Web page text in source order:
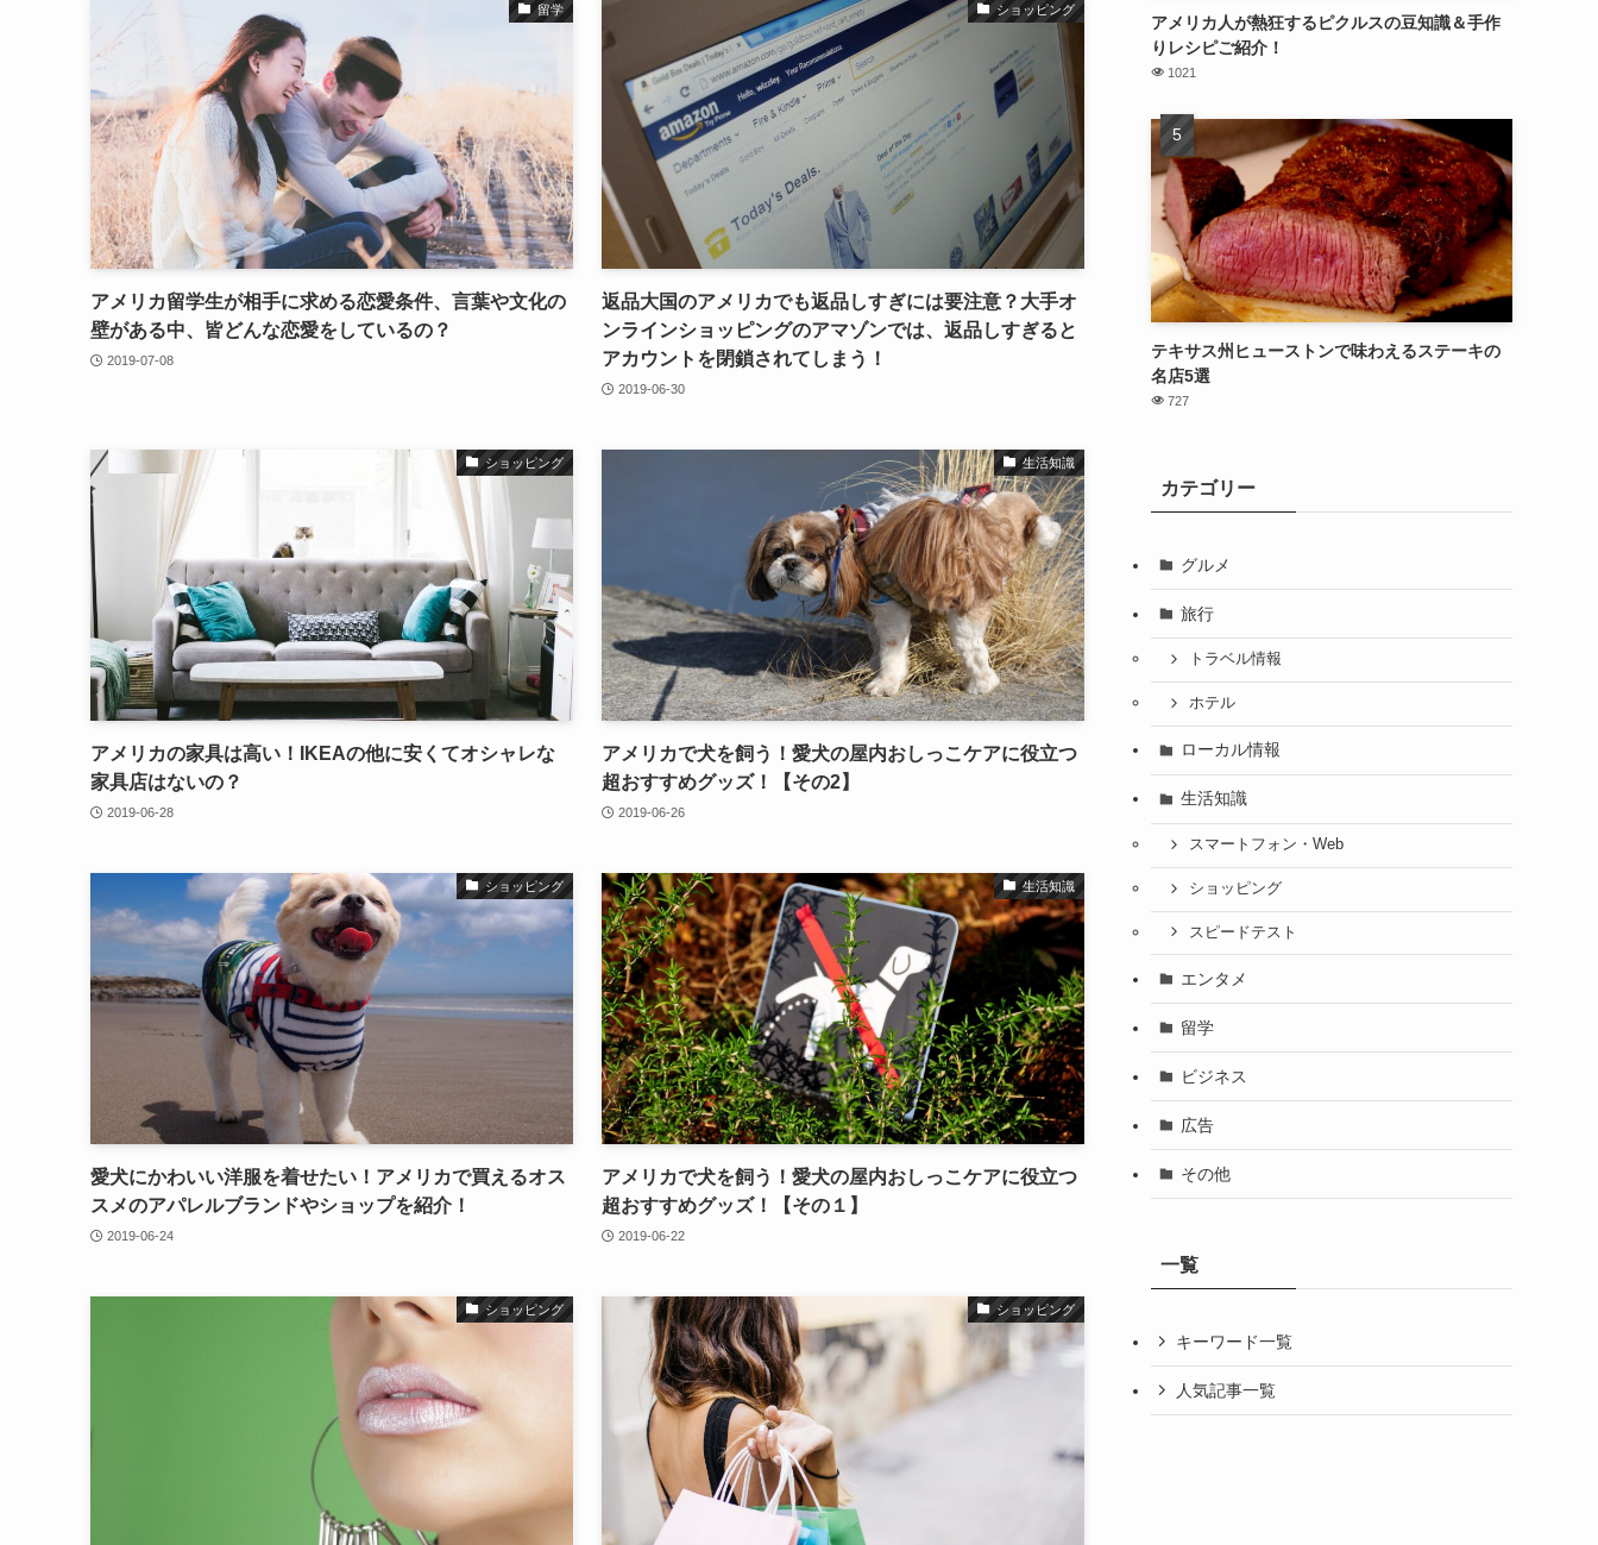
留学
アメリカ留学生が相手に求める恋愛条件、言葉や文化の
壁がある中、皆どんな恋愛をしているの？
2019-07-08
ショッピング
返品大国のアメリカでも返品しすぎには要注意？大手オ
ンラインショッピングのアマゾンでは、返品しすぎると
アカウントを閉鎖されてしまう！
2019-06-30
ショッピング
アメリカの家具は高い！IKEAの他に安くてオシャレな
家具店はないの？
2019-06-28
生活知識
アメリカで犬を飼う！愛犬の屋内おしっこケアに役立つ
超おすすめグッズ！【その2】
2019-06-26
ショッピング
愛犬にかわいい洋服を着せたい！アメリカで買えるオス
スメのアパレルブランドやショップを紹介！
2019-06-24
生活知識
アメリカで犬を飼う！愛犬の屋内おしっこケアに役立つ
超おすすめグッズ！【その１】
2019-06-22
ショッピング ショッピング
アメリカ人が熱狂するピクルスの豆知識＆手作
りレシピご紹介！
1021
テキサス州ヒューストンで味わえるステーキの
名店5選
727
カテゴリー
グルメ
旅行
トラベル情報
ホテル
ローカル情報
生活知識
スマートフォン・Web
ショッピング
スピードテスト
エンタメ
留学
ビジネス
広告
その他
一覧
キーワード一覧
人気記事一覧